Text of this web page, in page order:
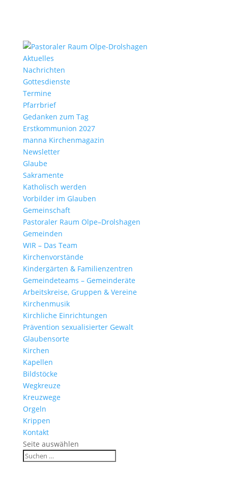
Aktu­elles
Nach­richten
Gottes­dienste
Termine
Pfarr­brief
Gedanken zum Tag
Erst­kom­mu­nion 2027
manna Kirchen­ma­gazin
News­letter
Glaube
Sakra­mente
Katho­lisch werden
Vorbilder im Glauben
Gemein­schaft
Pasto­raler Raum Olpe–Drolshagen
Gemeinden
WIR – Das Team
Kirchen­vor­stände
Kinder­gärten & Familienzentren
Gemein­de­teams – Gemeinderäte
Arbeits­kreise, Gruppen & Vereine
Kirchen­musik
Kirch­liche Einrichtungen
Präven­tion sexua­li­sierter Gewalt
Glau­ben­s­orte
Kirchen
Kapellen
Bild­stöcke
Wegkreuze
Kreuz­wege
Orgeln
Krippen
Kontakt
Seite auswählen